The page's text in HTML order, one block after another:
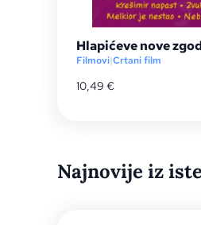
Hlapićeve nove
Filmovi|Crtani film
10,49 €
Najnovije iz